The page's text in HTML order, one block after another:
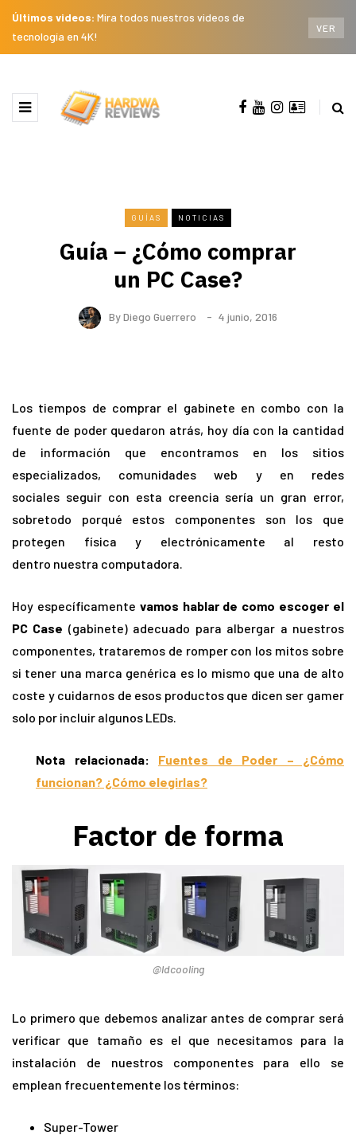
Últimos videos: Mira todos nuestros videos de
tecnología en 4K!
VER
GUÍAS NOTICIAS
Guía – ¿Cómo comprar
un PC Case?
ByDiego Guerrero 4 junio, 2016
Los tiempos de comprar el gabinete en combo con la
fuente de poder quedaron atrás, hoy día con la cantidad
de información que encontramos en los sitios
especializados, comunidades web y en redes
sociales seguir con esta creencia sería un gran error,
sobretodo porqué estos componentes son los que
protegen física y electrónicamente al resto
dentro nuestra computadora.
Hoy específicamente vamos hablar de como escoger el
PC Case (gabinete) adecuado para albergar a nuestros
componentes, trataremos de romper con los mitos sobre
si tener una marca genérica es lo mismo que una de alto
coste y cuidarnos de esos productos que dicen ser gamer
solo por incluir algunos LEDs.
Nota relacionada: Fuentes de Poder – ¿Cómo
funcionan? ¿Cómo elegirlas?
Factor de forma
@ldcooling
Lo primero que debemos analizar antes de comprar será
verificar que tamaño es el que necesitamos para la
instalación de nuestros componentes para ello se
emplean frecuentemente los términos:
Super-Tower